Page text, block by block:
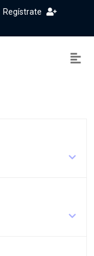
Regístrate